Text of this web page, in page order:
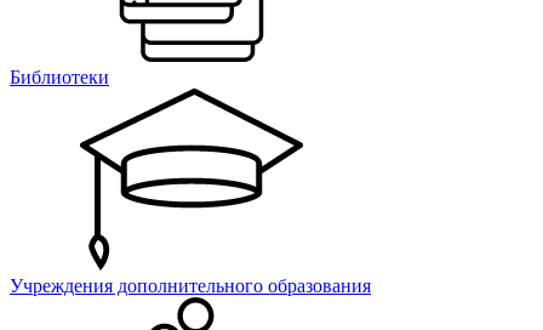
Библиотеки
Учреждения дополнительного образования